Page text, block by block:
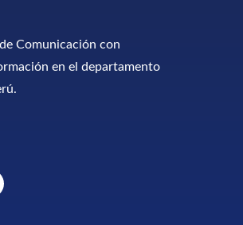
Comunicación con
en el departamento